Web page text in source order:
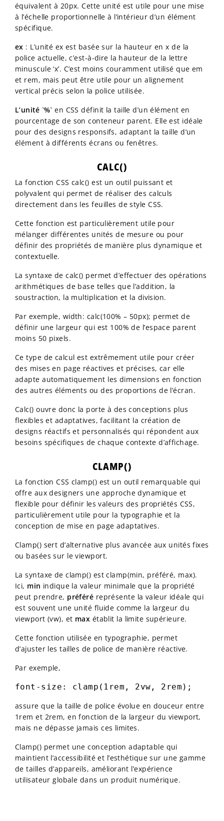
équivalent à 20px. Cette unité est utile pour une mise
à l’échelle proportionnelle à l’intérieur d’un élément
spécifique.
ex : L’unité ex est basée sur la hauteur en x de la
police actuelle, c’est-à-dire la hauteur de la lettre
minuscule ‘x’. C’est moins couramment utilisé que em
et rem, mais peut être utile pour un alignement
vertical précis selon la police utilisée.
L’unité `%` en CSS définit la taille d’un élément en
pourcentage de son conteneur parent. Elle est idéale
pour des designs responsifs, adaptant la taille d’un
élément à différents écrans ou fenêtres.
CALC()
La fonction CSS calc() est un outil puissant et
polyvalent qui permet de réaliser des calculs
directement dans les feuilles de style CSS.
Cette fonction est particulièrement utile pour
mélanger différentes unités de mesure ou pour
définir des propriétés de manière plus dynamique et
contextuelle.
La syntaxe de calc() permet d’effectuer des opérations
arithmétiques de base telles que l’addition, la
soustraction, la multiplication et la division.
Par exemple, width: calc(100% – 50px); permet de
définir une largeur qui est 100% de l’espace parent
moins 50 pixels.
Ce type de calcul est extrêmement utile pour créer
des mises en page réactives et précises, car elle
adapte automatiquement les dimensions en fonction
des autres éléments ou des proportions de l’écran.
Calc() ouvre donc la porte à des conceptions plus
flexibles et adaptatives, facilitant la création de
designs réactifs et personnalisés qui répondent aux
besoins spécifiques de chaque contexte d’affichage.
CLAMP()
La fonction CSS clamp() est un outil remarquable qui
offre aux designers une approche dynamique et
flexible pour définir les valeurs des propriétés CSS,
particulièrement utile pour la typographie et la
conception de mise en page adaptatives.
Clamp() sert d’alternative plus avancée aux unités fixes
ou basées sur le viewport.
La syntaxe de clamp() est clamp(min, préféré, max).
Ici, min indique la valeur minimale que la propriété
peut prendre, préféré représente la valeur idéale qui
est souvent une unité fluide comme la largeur du
viewport (vw), et max établit la limite supérieure.
Cette fonction utilisée en typographie, permet
d’ajuster les tailles de police de manière réactive.
Par exemple,
font-size: clamp(1rem, 2vw, 2rem);
assure que la taille de police évolue en douceur entre
1rem et 2rem, en fonction de la largeur du viewport,
mais ne dépasse jamais ces limites.
Clamp() permet une conception adaptable qui
maintient l’accessibilité et l’esthétique sur une gamme
de tailles d’appareils, améliorant l’expérience
utilisateur globale dans un produit numérique.